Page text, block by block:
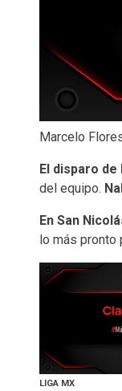
Marcelo
El disparo
del equipo.
En San
lo más pronto
LIGA MX